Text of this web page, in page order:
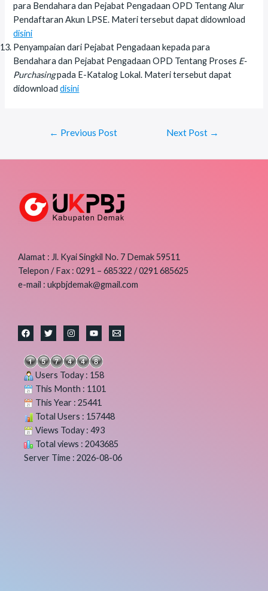
para Bendahara dan Pejabat Pengadaan OPD Tentang Alur
Pendaftaran Akun LPSE. Materi tersebut dapat didownload
disini
Penyampaian dari Pejabat Pengadaan kepada para
Bendahara dan Pejabat Pengadaan OPD Tentang Proses E-
Purchasingpada E-Katalog Lokal. Materi tersebut dapat
didownloaddisini
← Previous Post Next Post →
Alamat : Jl. Kyai Singkil No. 7 Demak 59511
Telepon / Fax : 0291 – 685322 / 0291 685625
e-mail : ukpbjdemak@gmail.com
Users Today : 158
This Month : 1101
This Year : 25441
Total Users : 157448
Views Today : 493
Total views : 2043685
Server Time : 2026-08-06